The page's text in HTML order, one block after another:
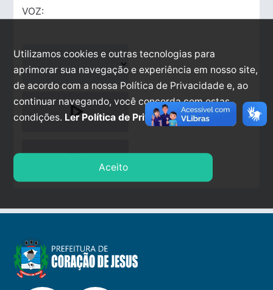
VOZ:
play_arrow
stop
Utilizamos cookies e outras tecnologias para
aprimorar sua navegação e experiência em nosso site,
de acordo com a nossa Política de Privacidade e, ao
continuar navegando, você concorda com estas
condições. Ler Política de Privacidade.
Aceito